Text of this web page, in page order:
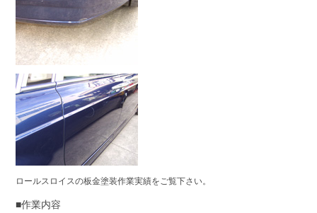
ロールスロイスの板金塗装作業実績をご覧下さい。
■作業内容